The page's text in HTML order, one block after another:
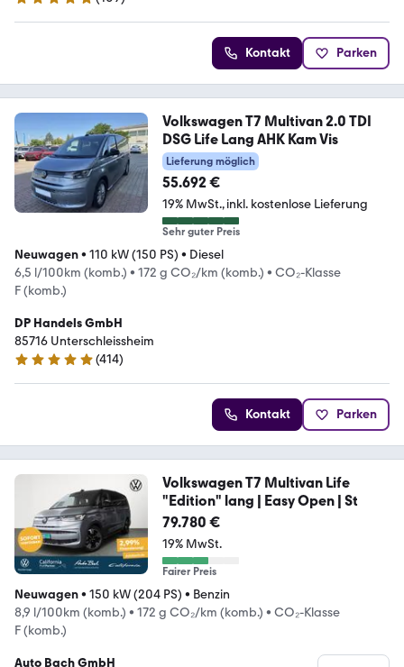
4.8 Sterne
Kontakt Parken
Volkswagen T7 Multivan 2.0 TDI
DSG Life Lang AHK Kam Vis
Lieferung möglich
55.692 €
19% MwSt. inkl. kostenlose Lieferung
Sehr guter Preis
Neuwagen• 110 kW (150 PS) • Diesel
6,5 l/100km (komb.) • 172 g CO₂/km (komb.) • CO₂-Klasse
F (komb.)
DP Handels GmbH
85716 Unterschleissheim
4.8 Sterne
(414)
Kontakt Parken
Volkswagen T7 Multivan Life
"Edition" lang | Easy Open | St
79.780 €
19% MwSt.
Fairer Preis
Neuwagen• 150 kW (204 PS) • Benzin
8,9 l/100km (komb.) • 172 g CO₂/km (komb.) • CO₂-Klasse
F (komb.)
Auto Bach GmbH